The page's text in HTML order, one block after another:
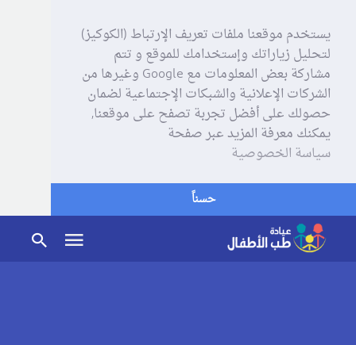
يستخدم موقعنا ملفات تعريف الإرتباط (الكوكيز)
لتحليل زياراتك وإستخدامك للموقع و تتم
مشاركة بعض المعلومات مع Google وغيرها من
الشركات الإعلانية والشبكات الإجتماعية لضمان
حصولك على أفضل تجربة تصفح على موقعنا,
يمكنك معرفة المزيد عبر صفحة
سياسة الخصوصية
حسناً